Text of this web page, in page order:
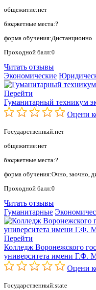
общежитие:нет
бюджетные места:?
форма обучения:Дистанционно
Проходной балл:0
Читать отзывы
Экономические
Перейти
Гуманитарный техникум
Оцени
Государственный:нет
общежитие:нет
бюджетные места:?
форма обучения:Очно, заочно,
Проходной балл:0
Читать отзывы
Гуманитарные
Перейти
Колледж Воронежского
университета имени Г.Ф.
Оцени
Государственный:state